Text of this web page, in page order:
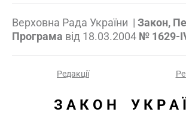
Верховна Рада України | Закон,
Програма від 18.03.2004 № 1629-
Редакції
З А К О Н    У К Р А